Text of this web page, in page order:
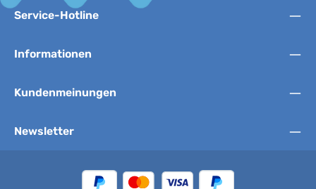
Service-Hotline
Informationen
Kundenmeinungen
Newsletter